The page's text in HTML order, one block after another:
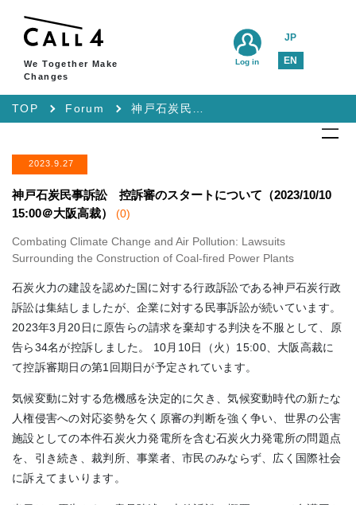
We Together Make
Changes
JP
EN
Log in
TOP Forum
2023.9.27
神戸石炭民事訴訟 控訴審のスタートについて（2023/10/10
15:00＠大阪高裁） (0)
Combating Climate Change and Air Pollution: Lawsuits
Surrounding the Construction of Coal-fired Power Plants
石炭火力の建設を認めた国に対する行政訴訟である神戸石炭行政
訴訟は集結しましたが、企業に対する民事訴訟が続いています。
2023年3月20日に原告らの請求を棄却する判決を不服として、原
告ら34名が控訴しました。 10月10日（火）15:00、大阪高裁に
て控訴審期日の第1回期日が予定されています。
気候変動に対する危機感を決定的に欠き、気候変動時代の新たな
人権侵害への対応姿勢を欠く原審の判断を強く争い、世界の公害
施設としての本件石炭火力発電所を含む石炭火力発電所の問題点
を、引き続き、裁判所、事業者、市民のみならず、広く国際社会
に訴えてまいります。